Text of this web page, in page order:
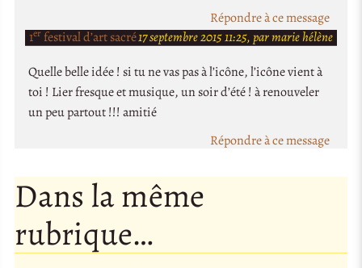
Répondre à ce message
1erfestival d’art sacré17 septembre 2015 11:25, par marie hélène
Quelle belle idée ! si tu ne vas pas à l’icône, l’icône vient à
toi ! Lier fresque et musique, un soir d’été ! à renouveler
un peu partout !!! amitié
Répondre à ce message
Dans la même
rubrique…